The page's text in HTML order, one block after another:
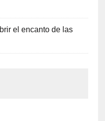
el encanto de las